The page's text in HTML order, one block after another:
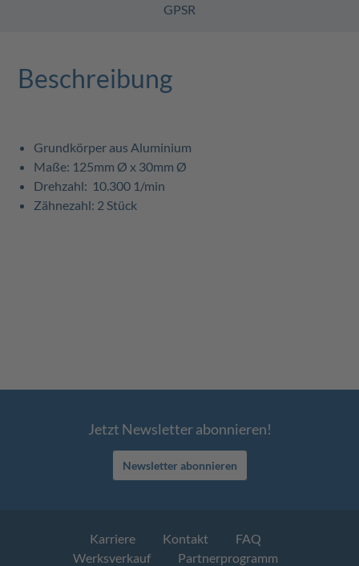
GPSR
Beschreibung
Grundkörper aus Aluminium
Maße: 125mm Ø x 30mm Ø
Drehzahl: 10.300 1/min
Zähnezahl: 2 Stück
Jetzt Newsletter abonnieren!
Newsletter abonnieren
Karriere Kontakt
FAQ
Werksverkauf
Partnerprogramm